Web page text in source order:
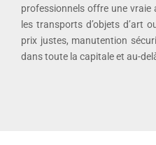
professionnels offre une vraie
les transports d’objets d’art
prix justes, manutention
dans toute la capitale et au-